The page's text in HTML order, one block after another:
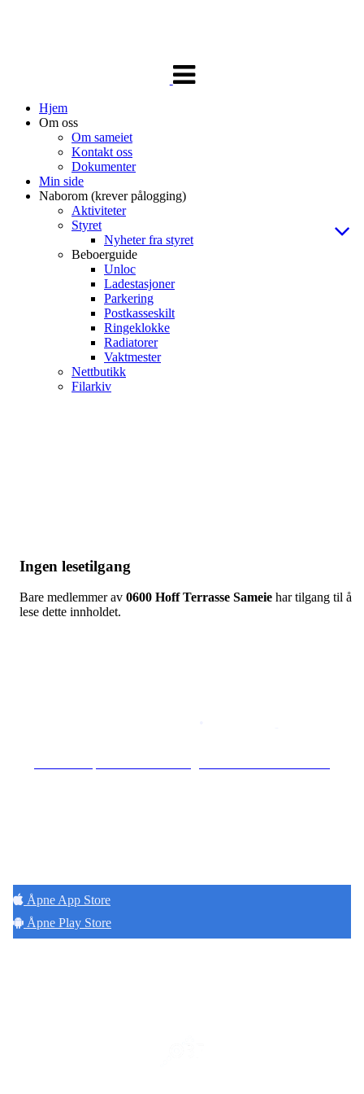
navigasjon
Hjem
Om oss
Om sameiet
Kontakt oss
Dokumenter
Min side
Naborom (krever pålogging)
Aktiviteter
Styret
Nyheter fra styret
Beboerguide
Unloc
Ladestasjoner
Parkering
Postkasseskilt
Ringeklokke
Radiatorer
Vaktmester
Nettbutikk
Filarkiv
Ingen lesetilgang
Bare medlemmer av 0600 Hoff Terrasse Sameie har tilgang til å
lese dette innholdet.
Åpne App Store
Åpne Play Store